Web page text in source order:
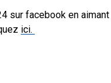
sur facebook en
ici.